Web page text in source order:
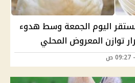
اليوم الجمعة وسط هدوء
توازن المعروض المحلي